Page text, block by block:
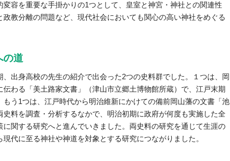
容を重要な手掛かりの1つとして、皇室と神宮・神社との関連性
教分離の問題など、現代社会においても関心の高い神社をめぐる
の道
出身高校の先生の紹介で出会った2つの史料群でした。１つは、岡
わる「美土路家文書」（津山市立郷土博物館所蔵）で、江戸末期
う1つは、江戸時代から明治維新にかけての備前岡山藩の文書「池
料を調査・分析するなかで、明治初期に政府が何度も実施した全
関する研究へと進んでいきました。両史料の研究を通じて生涯の
代に至る神社や神道を対象とする研究につながりました。